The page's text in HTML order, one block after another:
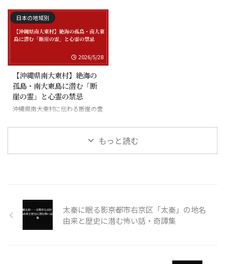
日本の地域別
2026/5/28
【沖縄県南大東村】絶海の
孤島・南大東島に潜む「断
崖の霊」と心霊の禁忌
沖縄県南大東村に伝わる断崖の霊
もっと読む
太秦に眠る影――京都市右京区「太秦」の地名
由来と歴史に潜む怖い話・奇譚集